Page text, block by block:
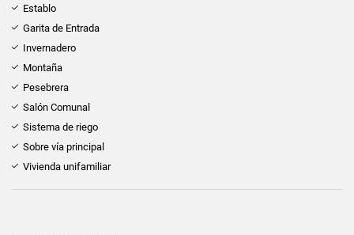
Establo
Garita de Entrada
Invernadero
Montaña
Pesebrera
Salón Comunal
Sistema de riego
Sobre vía principal
Vivienda unifamiliar